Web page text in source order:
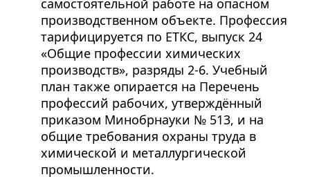
самостоятельной работе на опасном
производственном объекте. Профессия
тарифицируется по ЕТКС, выпуск 24
«Общие профессии химических
производств», разряды 2-6. Учебный
план также опирается на Перечень
профессий рабочих, утверждённый
приказом Минобрнауки № 513, и на
общие требования охраны труда в
химической и металлургической
промышленности.